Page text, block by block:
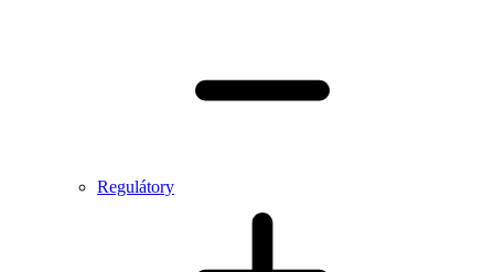
Regulátory